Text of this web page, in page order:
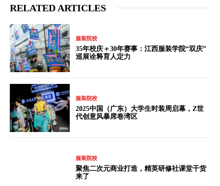
RELATED ARTICLES
服装院校
35年校庆＋30年赛事：江西服装学院“双庆”
巡展诠释育人定力
服装院校
2025中国（广东）大学生时装周启幕，Z世
代创意风暴席卷湾区
服装院校
聚焦二次元商业打造，精英研修社课堂干货
来了